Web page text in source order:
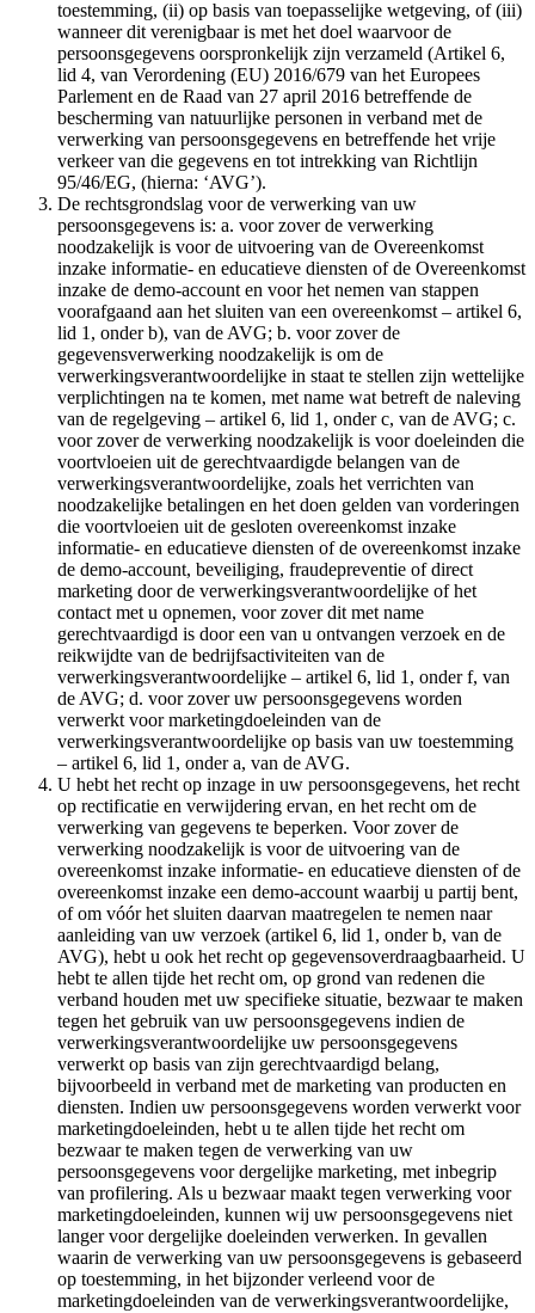
toestemming, (ii) op basis van toepasselijke wetgeving, of (iii)
wanneer dit verenigbaar is met het doel waarvoor de
persoonsgegevens oorspronkelijk zijn verzameld (Artikel 6,
lid 4, van Verordening (EU) 2016/679 van het Europees
Parlement en de Raad van 27 april 2016 betreffende de
bescherming van natuurlijke personen in verband met de
verwerking van persoonsgegevens en betreffende het vrije
verkeer van die gegevens en tot intrekking van Richtlijn
95/46/EG, (hierna: ‘AVG’).
De rechtsgrondslag voor de verwerking van uw
persoonsgegevens is: a. voor zover de verwerking
noodzakelijk is voor de uitvoering van de Overeenkomst
inzake informatie- en educatieve diensten of de Overeenkomst
inzake de demo-account en voor het nemen van stappen
voorafgaand aan het sluiten van een overeenkomst – artikel 6,
lid 1, onder b), van de AVG; b. voor zover de
gegevensverwerking noodzakelijk is om de
verwerkingsverantwoordelijke in staat te stellen zijn wettelijke
verplichtingen na te komen, met name wat betreft de naleving
van de regelgeving – artikel 6, lid 1, onder c, van de AVG; c.
voor zover de verwerking noodzakelijk is voor doeleinden die
voortvloeien uit de gerechtvaardigde belangen van de
verwerkingsverantwoordelijke, zoals het verrichten van
noodzakelijke betalingen en het doen gelden van vorderingen
die voortvloeien uit de gesloten overeenkomst inzake
informatie- en educatieve diensten of de overeenkomst inzake
de demo-account, beveiliging, fraudepreventie of direct
marketing door de verwerkingsverantwoordelijke of het
contact met u opnemen, voor zover dit met name
gerechtvaardigd is door een van u ontvangen verzoek en de
reikwijdte van de bedrijfsactiviteiten van de
verwerkingsverantwoordelijke – artikel 6, lid 1, onder f, van
de AVG; d. voor zover uw persoonsgegevens worden
verwerkt voor marketingdoeleinden van de
verwerkingsverantwoordelijke op basis van uw toestemming
– artikel 6, lid 1, onder a, van de AVG.
U hebt het recht op inzage in uw persoonsgegevens, het recht
op rectificatie en verwijdering ervan, en het recht om de
verwerking van gegevens te beperken. Voor zover de
verwerking noodzakelijk is voor de uitvoering van de
overeenkomst inzake informatie- en educatieve diensten of de
overeenkomst inzake een demo-account waarbij u partij bent,
of om vóór het sluiten daarvan maatregelen te nemen naar
aanleiding van uw verzoek (artikel 6, lid 1, onder b, van de
AVG), hebt u ook het recht op gegevensoverdraagbaarheid. U
hebt te allen tijde het recht om, op grond van redenen die
verband houden met uw specifieke situatie, bezwaar te maken
tegen het gebruik van uw persoonsgegevens indien de
verwerkingsverantwoordelijke uw persoonsgegevens
verwerkt op basis van zijn gerechtvaardigd belang,
bijvoorbeeld in verband met de marketing van producten en
diensten. Indien uw persoonsgegevens worden verwerkt voor
marketingdoeleinden, hebt u te allen tijde het recht om
bezwaar te maken tegen de verwerking van uw
persoonsgegevens voor dergelijke marketing, met inbegrip
van profilering. Als u bezwaar maakt tegen verwerking voor
marketingdoeleinden, kunnen wij uw persoonsgegevens niet
langer voor dergelijke doeleinden verwerken. In gevallen
waarin de verwerking van uw persoonsgegevens is gebaseerd
op toestemming, in het bijzonder verleend voor de
marketingdoeleinden van de verwerkingsverantwoordelijke,